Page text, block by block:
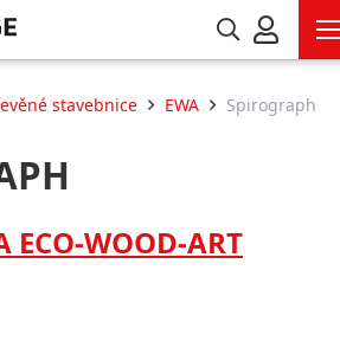
stavebnice EWA Spirograph
ECO-WOOD-ART